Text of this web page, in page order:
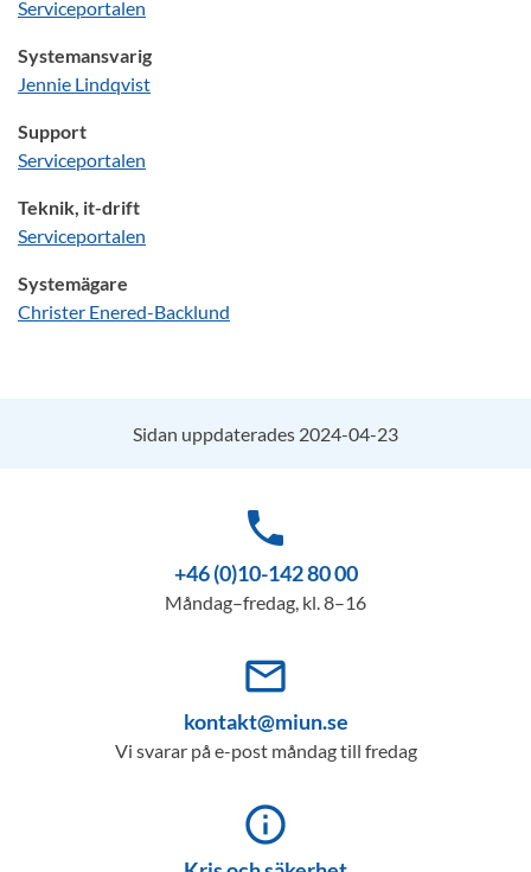
Serviceportalen
Systemansvarig
Jennie Lindqvist
Support
Serviceportalen
Teknik, it-drift
Serviceportalen
Systemägare
Christer Enered-Backlund
Sidan uppdaterades 2024-04-23
phone
+46 (0)10-142 80 00
Måndag–fredag, kl. 8–16
mail_outline
kontakt@miun.se
Vi svarar på e-post måndag till fredag
info_outline